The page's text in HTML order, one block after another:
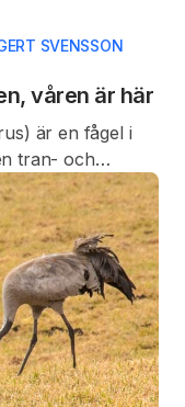
SVENSSON
våren är här
är en fågel i
tran- och
och långhalsad
och
östra Ryssland.